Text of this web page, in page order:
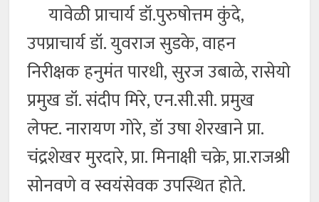
यावेळी प्राचार्य डॉ.पुरुषोत्तम कुंदे,
उपप्राचार्य डॉ. युवराज सुडके, वाहन
निरीक्षक हनुमंत पारधी, सुरज उबाळे, रासेयो
प्रमुख डॉ. संदीप मिरे, एन.सी.सी. प्रमुख
लेफ्ट. नारायण गोरे, डॉ उषा शेरखाने प्रा.
चंद्रशेखर मुरदारे, प्रा. मिनाक्षी चक्रे, प्रा.राजश्री
सोनवणे व स्वयंसेवक उपस्थित होते.